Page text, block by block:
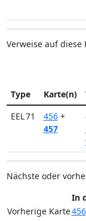
Verweise auf diese
Type Karte(n)
EEL 71
456 +
457
Nächste oder
In
Vorherige Karte456